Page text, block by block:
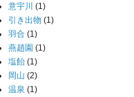
意宇川 (1)
引き出物 (1)
羽合 (1)
燕趙園 (1)
塩飴 (1)
岡山 (2)
温泉 (1)